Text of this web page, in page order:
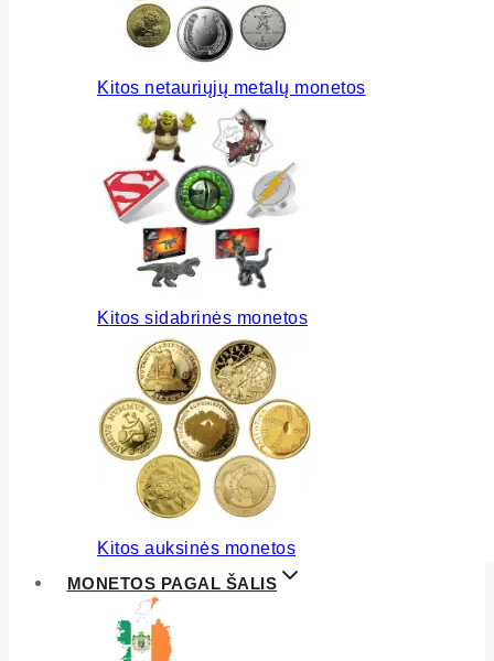
Kitos netauriųjų metalų monetos
Kitos sidabrinės monetos
Kitos auksinės monetos
MONETOS PAGAL ŠALIS